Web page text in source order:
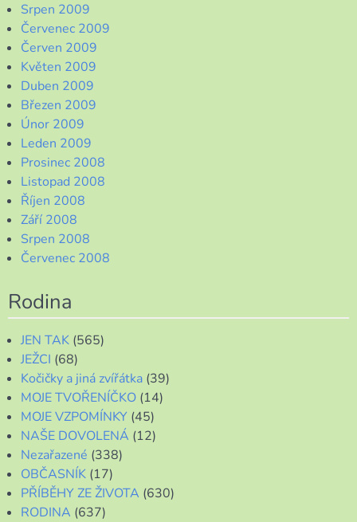
Srpen 2009
Červenec 2009
Červen 2009
Květen 2009
Duben 2009
Březen 2009
Únor 2009
Leden 2009
Prosinec 2008
Listopad 2008
Říjen 2008
Září 2008
Srpen 2008
Červenec 2008
Rodina
JEN TAK (565)
JEŽCI (68)
Kočičky a jiná zvířátka (39)
MOJE TVOŘENÍČKO (14)
MOJE VZPOMÍNKY (45)
NAŠE DOVOLENÁ (12)
Nezařazené (338)
OBČASNÍK (17)
PŘÍBĚHY ZE ŽIVOTA (630)
RODINA (637)